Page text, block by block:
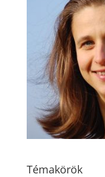
Témakörök